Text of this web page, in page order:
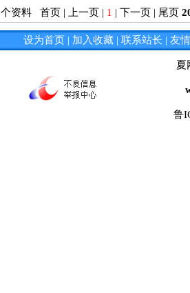
个资料 首页 | 上一页 | 1 | 下一页 | 尾页
设为首页 | 加入收藏 | 联系站长 | 友
夏
鲁